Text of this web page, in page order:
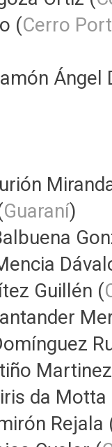
(Cerro
Ángel
Guaraní)
Guillén (
da
Rejala